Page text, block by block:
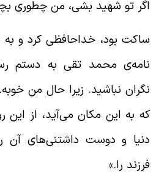
تو شهید بشی، من چطوری‌
بود، خداحافظی کرد و به
محمد تقی به دستم
نباشید. زیرا حال من
به این مکان می‌آید، از این
و دوست‌ داشتنی‌های آن
را.»